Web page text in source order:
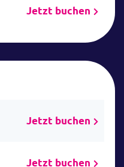
Jetzt buchen
Jetzt buchen
Jetzt buchen